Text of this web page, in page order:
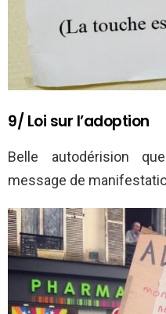
9/ Loi sur l’adoption
Belle autodérision
message de